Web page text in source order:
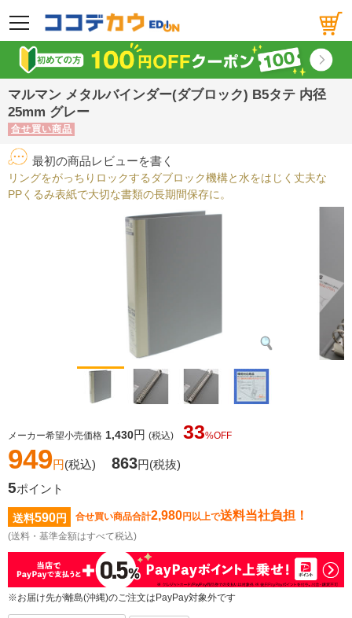
メニュー
マルマン メタルバインダー(ダブロック) B5タテ 内径
25mm グレー
合せ買い商品
最初の商品レビューを書く
リングをがっちりロックするダブロック機構と水をはじく丈夫な
PPくるみ表紙で大切な書類の長期間保存に。
メーカー希望小売価格 1,430円 (税込) 33%OFF
949円(税込) 863円(税抜)
5ポイント
送料590円 合せ買い商品合計2,980円以上で送料当社負担！
(送料・基準金額はすべて税込)
※お届け先が離島(沖縄)のご注文はPayPay対象外です